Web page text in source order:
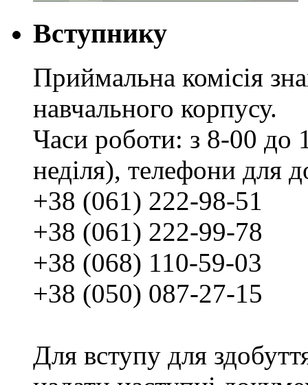
Вступнику
Приймальна комісія
навчального корпусу.
Часи роботи: з 8-00 до
неділя), телефони для
+38 (061) 222-98-51
+38 (061) 222-99-78
+38 (068) 110-59-03
+38 (050) 087-27-15
Для вступу для